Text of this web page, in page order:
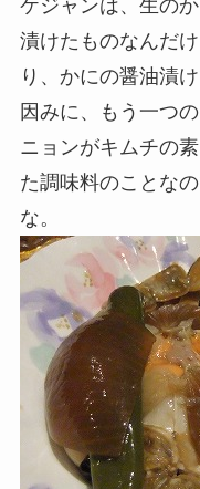
ケジャンは、生の
漬けたものなんだ
り、かにの醤油漬け
因みに、もう一つ
ニョンがキムチの
た調味料のことな
な。